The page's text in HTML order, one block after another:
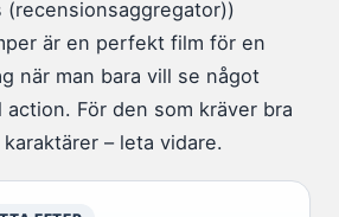
(recensionsaggregator))
är en perfekt film för en
när man bara vill se något
För den som kräver bra
– leta vidare.